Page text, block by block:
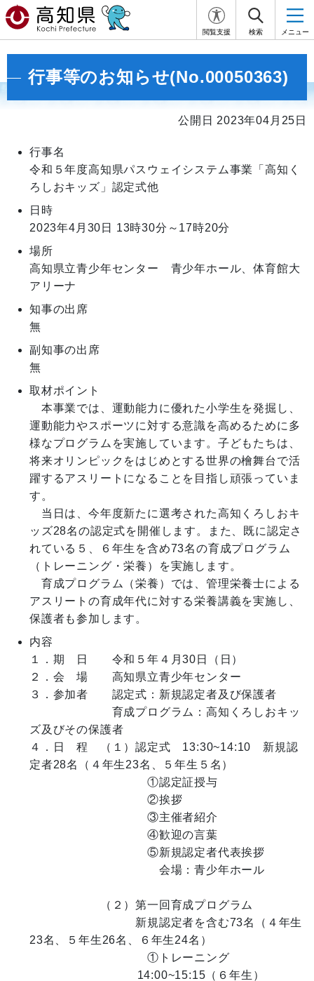
閲覧支援 検索 メニュー
行事等のお知らせ(No.00050363)
公開日 2023年04月25日
行事名
令和５年度高知県パスウェイシステム事業「高知く
ろしおキッズ」認定式他
日時
2023年4月30日
13時30分～17時20分
場所
高知県立青少年センター 青少年ホール、体育館大
アリーナ
知事の出席
無
副知事の出席
無
取材ポイント
本事業では、運動能力に優れた小学生を発掘し、
運動能力やスポーツに対する意識を高めるために多
様なプログラムを実施しています。子どもたちは、
将来オリンピックをはじめとする世界の檜舞台で活
躍するアスリートになることを目指し頑張っていま
す。
当日は、今年度新たに選考された高知くろしおキ
ッズ28名の認定式を開催します。また、既に認定さ
れている５、６年生を含め73名の育成プログラム
（トレーニング・栄養）を実施します。
育成プログラム（栄養）では、管理栄養士による
アスリートの育成年代に対する栄養講義を実施し、
保護者も参加します。
内容
１．期　日　　令和５年４月30日（日）
２．会　場　　高知県立青少年センター
３．参加者　　認定式：新規認定者及び保護者
育成プログラム：高知くろしおキッ
ズ及びその保護者
４．日　程　（１）認定式　13:30~14:10　新規認
定者28名（４年生23名、５年生５名）
①認定証授与
②挨拶
③主催者紹介
④歓迎の言葉
⑤新規認定者代表挨拶
会場：青少年ホール
（２）第一回育成プログラム
新規認定者を含む73名（４年生
23名、５年生26名、６年生24名）
①トレーニング